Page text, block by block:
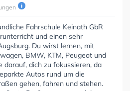
Fahrschule Keinath GbR
und einen sehr
Du wirst lernen, mit
BMW, KTM, Peugeot und
darauf, dich zu fokussieren, da
Autos rund um die
gehen, fahren und stehen.